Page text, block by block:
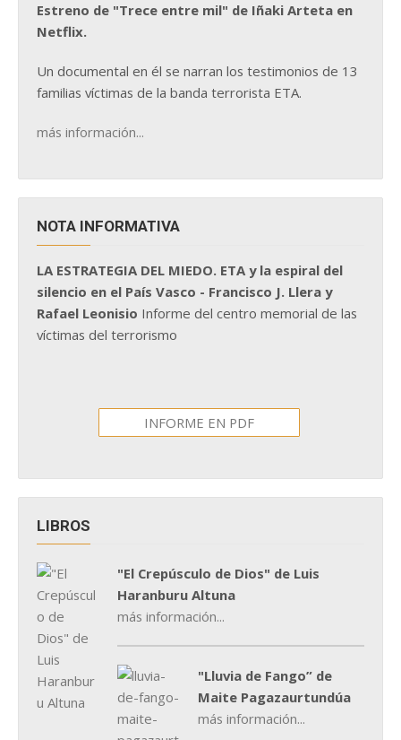
Estreno de "Trece entre mil" de Iñaki Arteta en
Netflix.
Un documental en él se narran los testimonios de 13
familias víctimas de la banda terrorista ETA.
más información...
NOTA INFORMATIVA
LA ESTRATEGIA DEL MIEDO. ETA y la espiral del
silencio en el País Vasco - Francisco J. Llera y
Rafael Leonisio Informe del centro memorial de las
víctimas del terrorismo
INFORME EN PDF
LIBROS
"El Crepúsculo de Dios" de Luis
Haranburu Altuna
más información...
"Lluvia de Fango” de
Maite Pagazaurtundúa
más información...